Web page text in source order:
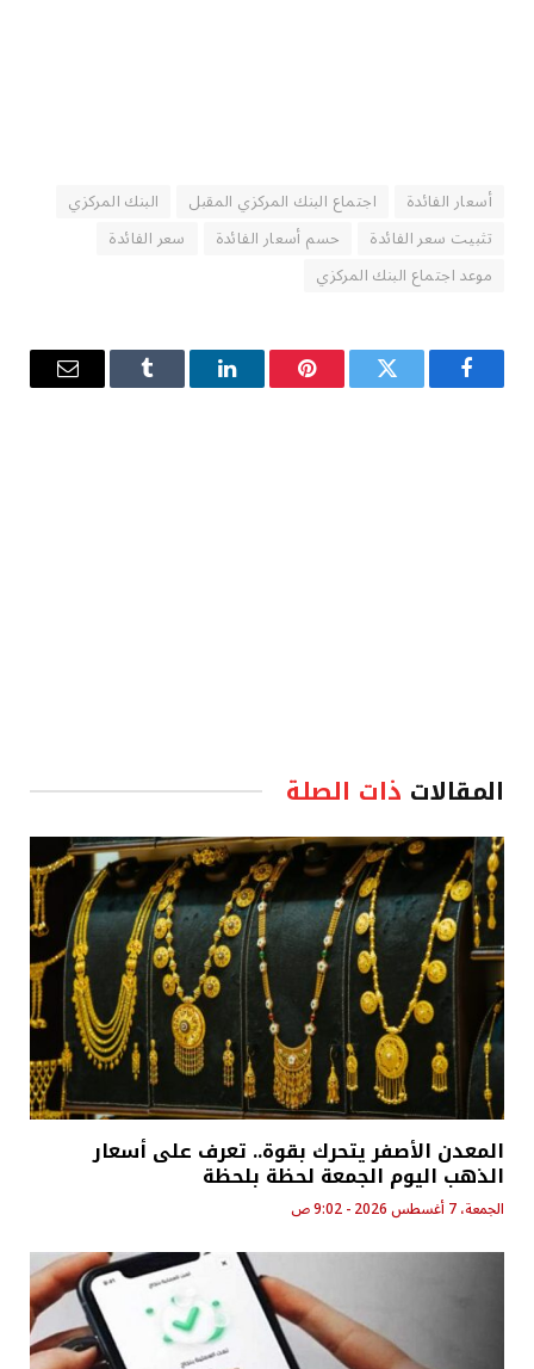
أسعار الفائدة اجتماع البنك المركزي المقبل
البنك المركزي
تثبيت سعر الفائدة
حسم أسعار الفائدة
سعر الفائدة
موعد اجتماع البنك المركزي
فيسبوك تويتر بينتيريستلينكدإن Tumblr
البريد
المقالات ذات الصلة
المعدن الأصفر يتحرك بقوة.. تعرف على أسعار
الذهب اليوم الجمعة لحظة بلحظة
الجمعة، 7 أغسطس 2026 - 9:02 ص